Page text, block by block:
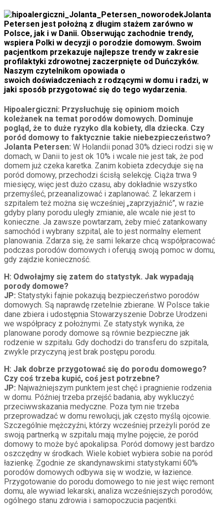
Jolanta
Petersen jest położną z długim stażem zarówno w
Polsce, jak i w Danii. Obserwując zachodnie trendy,
wspiera Polki w decyzji o porodzie domowym. Swoim
pacjentkom przekazuje najlepsze trendy w zakresie
profilaktyki zdrowotnej zaczerpnięte od Duńczyków.
Naszym czytelnikom opowiada o
swoich doświadczeniach z rodzącymi w domu i radzi, w
jaki sposób przygotować się do tego wydarzenia.
Hipoalergiczni: Przysłuchuję się opiniom moich
koleżanek na temat porodów domowych. Dominuje
pogląd, że to duże ryzyko dla kobiety, dla dziecka. Czy
poród domowy to faktycznie takie niebezpieczeństwo?
Jolanta Petersen: W Holandii ponad 30% dzieci rodzi się w
domach, w Danii to jest ok 10% i wcale nie jest tak, że pod
domem już czeka karetka. Zanim kobieta zdecyduje się na
poród domowy, przechodzi ścisłą selekcję. Ciąża trwa 9
miesięcy, więc jest dużo czasu, aby dokładnie wszystko
przemyśleć, przeanalizować i zaplanować. Z lekarzem i
szpitalem też można się wcześniej „zaprzyjaźnić”, w razie
gdyby plany porodu uległy zmianie, ale wcale nie jest to
konieczne. Ja zawsze powtarzam, żeby mieć zatankowany
samochód i wybrany szpital, ale to jest normalny element
planowania. Zdarza się, że sami lekarze chcą współpracować
podczas porodów domowych i oferują swoją pomoc w domu,
gdy zajdzie konieczność.
H: Odwołajmy się zatem do statystyk. Jak wypadają
porody domowe?
JP: Statystyki fajnie pokazują bezpieczeństwo porodów
domowych. Są naprawdę rzetelnie zbierane. W Polsce takie
dane zbiera i udostępnia Stowarzyszenie Dobrze Urodzeni
we współpracy z położnymi. Ze statystyk wynika, że
planowane porody domowe są równie bezpieczne jak
rodzenie w szpitalu. Gdy dochodzi do transferu do szpitala,
zwykle przyczyną jest brak postępu porodu.
H: Jak dobrze przygotować się do porodu domowego?
Czy coś trzeba kupić, coś jest potrzebne?
JP: Najważniejszym punktem jest chęć i pragnienie rodzenia
w domu. Później trzeba przejść badania, aby wykluczyć
przeciwwskazania medyczne. Poza tym nie trzeba
przeprowadzać w domu rewolucji, jak często myślą ojcowie.
Szczególnie mężczyźni, którzy wcześniej przeżyli poród ze
swoją partnerką w szpitalu mają mylne pojęcie, że poród
domowy to może być apokalipsa. Poród domowy jest bardzo
oszczędny w środkach. Wiele kobiet wybiera sobie na poród
łazienkę. Zgodnie ze skandynawskimi statystykami 60%
porodów domowych odbywa się w wodzie, w łazience.
Przygotowanie do porodu domowego to nie jest więc remont
domu, ale wywiad lekarski, analiza wcześniejszych porodów,
ogólnego stanu zdrowia i samopoczucia pacjentki.